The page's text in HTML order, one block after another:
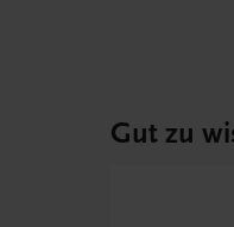
Gut zu